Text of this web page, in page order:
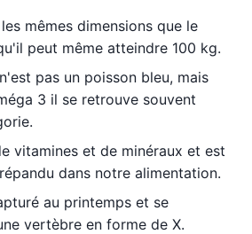
mêmes dimensions que le
peut même atteindre 100 kg.
pas un poisson bleu, mais
3 il se retrouve souvent
vitamines et de minéraux et est
dans notre alimentation.
au printemps et se
vertèbre en forme de X.